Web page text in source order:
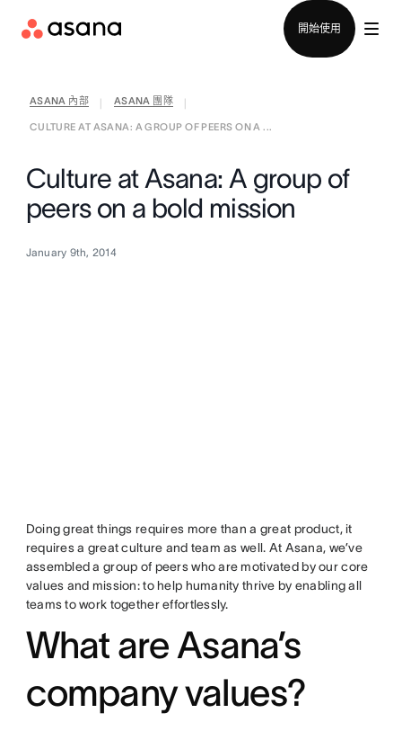
開始使用
ASANA 內部 ASANA 團隊
CULTURE AT ASANA: A GROUP OF PEERS ON A ...
Culture at Asana: A group of
peers on a bold mission
January 9th, 2014
Doing great things requires more than a great product, it
requires a great culture and team as well. At Asana, we’ve
assembled a group of peers who are motivated by our core
values and mission: to help humanity thrive by enabling all
teams to work together effortlessly.
What are Asana’s
company values?